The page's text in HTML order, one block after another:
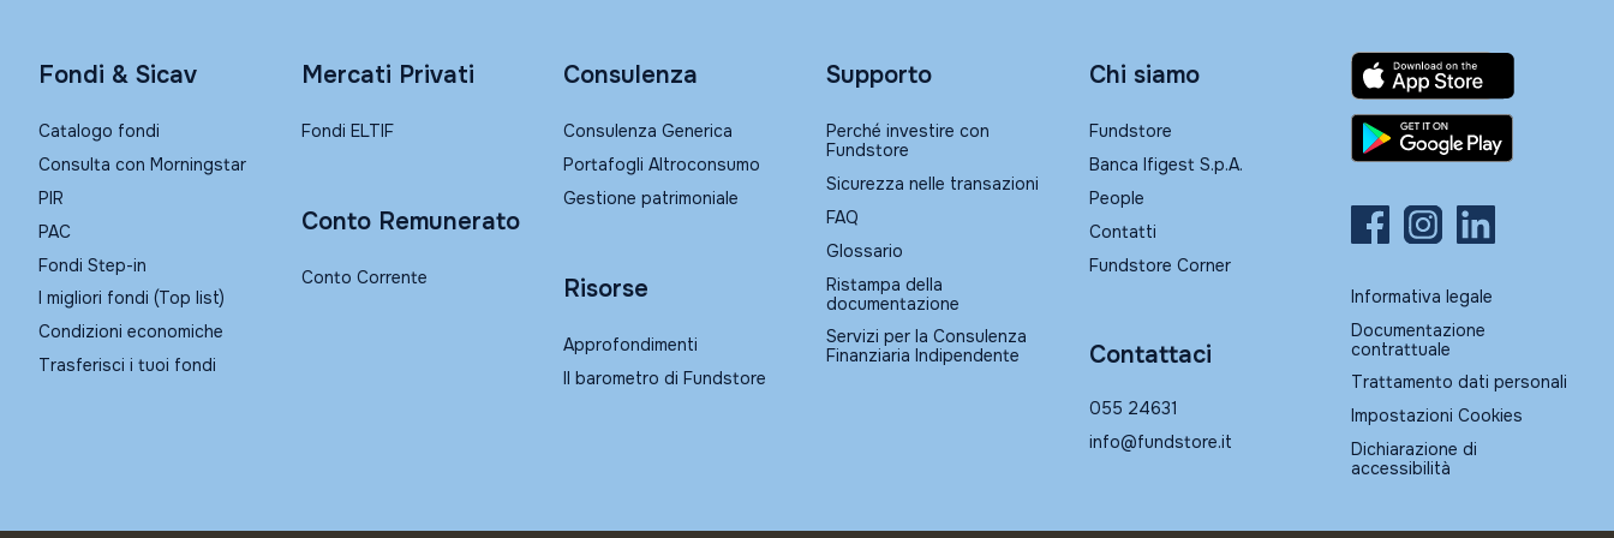
Fondi & Sicav
Catalogo fondi
Consulta con Morningstar
PIR
PAC
Fondi Step-in
I migliori fondi (Top list)
Condizioni economiche
Trasferisci i tuoi fondi
Mercati Privati
Fondi ELTIF
Conto Remunerato
Conto Corrente
Consulenza
Consulenza Generica
Portafogli Altroconsumo
Gestione patrimoniale
Risorse
Approfondimenti
Il barometro di Fundstore
Supporto
Perché investire con
Fundstore
Sicurezza nelle transazioni
FAQ
Glossario
Ristampa della
documentazione
Servizi per la Consulenza
Finanziaria Indipendente
Chi siamo
Fundstore
Banca Ifigest S.p.A.
People
Contatti
Fundstore Corner
Contattaci
055 24631
info@fundstore.it
Informativa legale
Documentazione
contrattuale
Trattamento dati personali
Impostazioni Cookies
Dichiarazione di
accessibilità